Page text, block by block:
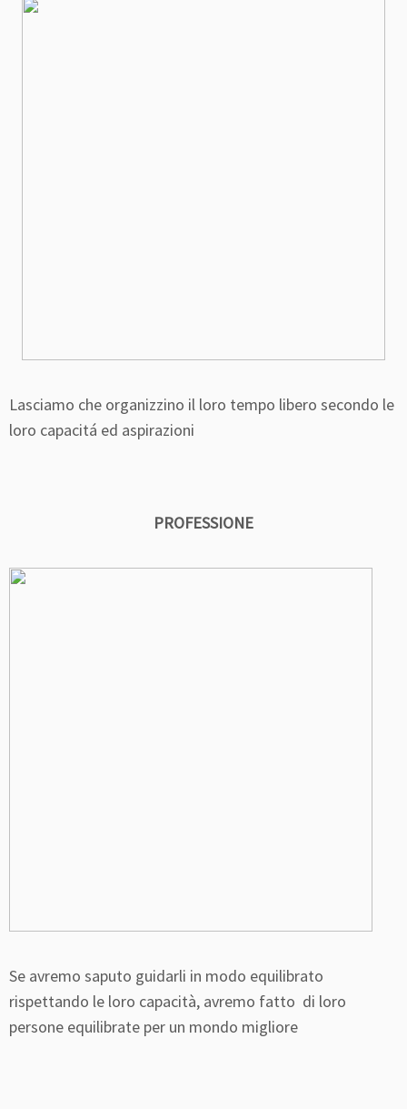
Lasciamo che organizzino il loro tempo libero secondo le
loro capacitá ed aspirazioni
PROFESSIONE
Se avremo saputo guidarli in modo equilibrato
rispettando le loro capacità, avremo fatto di loro
persone equilibrate per un mondo migliore